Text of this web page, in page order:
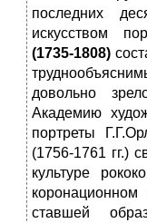
последних
искусством
(1735-1808)
довольно
Академию
портреты
(1756-1761 гг.)
культуре
ставшей